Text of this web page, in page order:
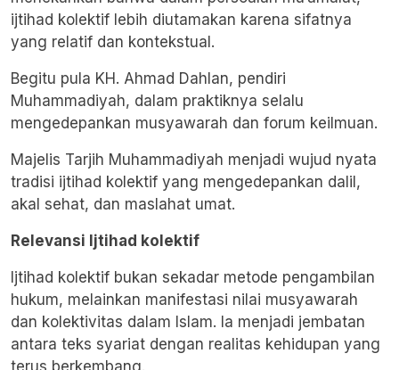
ijtihad kolektif lebih diutamakan karena sifatnya
yang relatif dan kontekstual.
Begitu pula KH. Ahmad Dahlan, pendiri
Muhammadiyah, dalam praktiknya selalu
mengedepankan musyawarah dan forum keilmuan.
Majelis Tarjih Muhammadiyah menjadi wujud nyata
tradisi ijtihad kolektif yang mengedepankan dalil,
akal sehat, dan maslahat umat.
Relevansi Ijtihad kolektif
Ijtihad kolektif bukan sekadar metode pengambilan
hukum, melainkan manifestasi nilai musyawarah
dan kolektivitas dalam Islam. Ia menjadi jembatan
antara teks syariat dengan realitas kehidupan yang